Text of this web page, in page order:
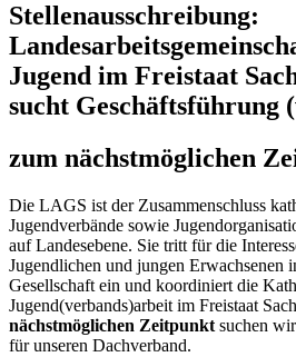
Stellenausschreibung:
Jugend im Freistaat
sucht Geschäftsführung
zum nächstmöglichen
Die LAGS ist der Zusammenschluss
Jugendverbände sowie
auf Landesebene. Sie tritt für die
Jugendlichen und jungen Erwachsenen
Gesellschaft ein und koordiniert die
Jugend(verbands)arbeit im Freistaat
nächstmöglichen Zeitpunkt suchen
für unseren Dachverband.